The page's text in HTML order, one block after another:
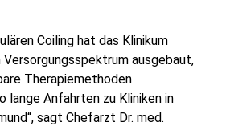
Coiling hat das Klinikum
Versorgungsspektrum ausgebaut,
Therapiemethoden
lange Anfahrten zu Kliniken in
sagt Chefarzt Dr. med.